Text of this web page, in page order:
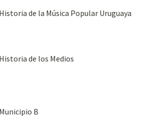
Historia de la Música Popular Uruguaya
Historia de los Medios
Municipio B